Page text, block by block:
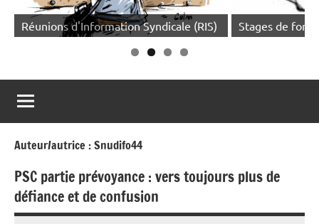
(RIS) Stages de formation syndicale Pour
Auteur/autrice :Snudifo44
PSC partie prévoyance : vers toujours plus de
défiance et de confusion